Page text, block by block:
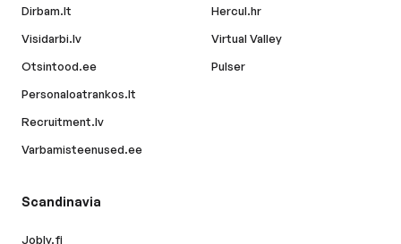
Dirbam.lt
Visidarbi.lv
Otsintood.ee
Personaloatrankos.lt
Recruitment.lv
Varbamisteenused.ee
Hercul.hr
Virtual Valley
Pulser
Scandinavia
Jobly.fi